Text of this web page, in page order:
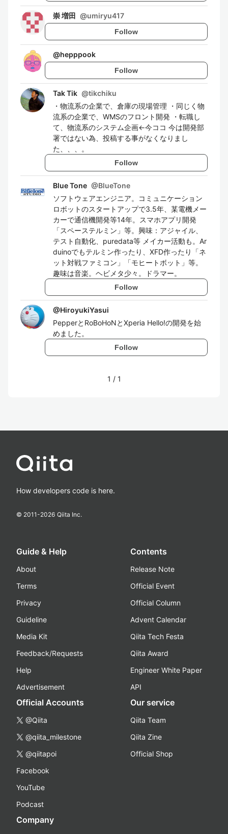
崇 増田 @umiryu417
Follow
@hepppook
Follow
Tak Tik @tikchiku
・物流系の企業で、倉庫の現場管理 ・同じく物
流系の企業で、WMSのフロント開発 ・転職し
て、物流系のシステム企画←今ココ 今は開発部
署ではない為、投稿する事がなくなりまし
た、、、。
Follow
Blue Tone @BlueTone
ソフトウェアエンジニア。コミュニケーション
ロボットのスタートアップで3.5年、某電機メー
カーで通信機開発等14年。スマホアプリ開発
「スペーステルミン」等。興味：アジャイル、
テスト自動化、puredata等 メイカー活動も。Ar
duinoでもテルミン作ったり、XFD作ったり「ネ
ット対戦ファミコン」「モヒートボット」等。
趣味は音楽。ヘビメタ少々。ドラマー。
Follow
@HiroyukiYasui
PepperとRoBoHoNとXperia Hello!の開発を始
めました。
Follow
1 / 1
How developers code is here.
© 2011-2026 Qiita Inc.
Guide & Help
About
Terms
Privacy
Guideline
Media Kit
Feedback/Requests
Help
Advertisement
Contents
Release Note
Official Event
Official Column
Advent Calendar
Qiita Tech Festa
Qiita Award
Engineer White Paper
API
Official Accounts
@Qiita
@qiita_milestone
@qiitapoi
Facebook
YouTube
Podcast
Our service
Qiita Team
Qiita Zine
Official Shop
Company